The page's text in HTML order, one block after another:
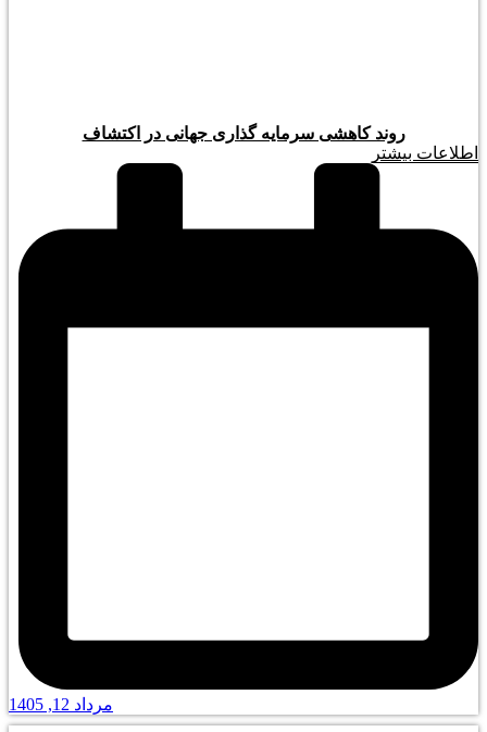
روند کاهشی سرمایه گذاری جهانی در اکتشاف
اطلاعات بیشتر
مرداد 12, 1405